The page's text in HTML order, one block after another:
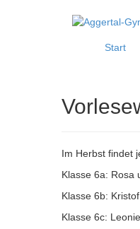
Start
Im Herbst findet
Klasse 6a: Rosa
Klasse 6b:
Klasse 6c: